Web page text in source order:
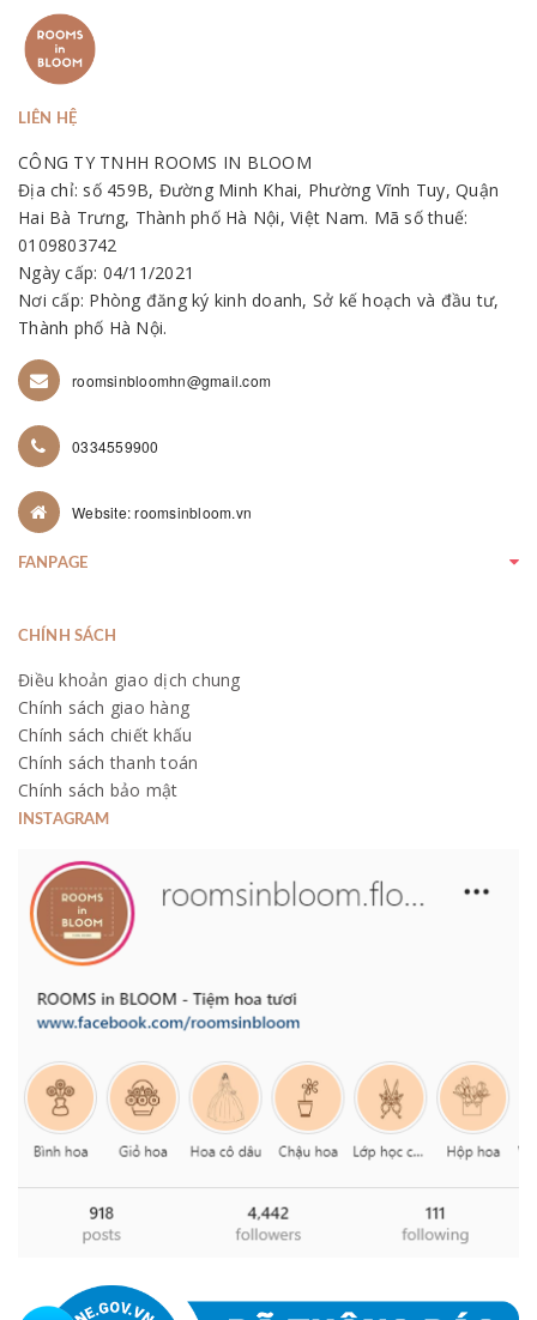
LIÊN HỆ
CÔNG TY TNHH ROOMS IN BLOOM
Địa chỉ: số 459B, Đường Minh Khai, Phường Vĩnh Tuy, Quận
Hai Bà Trưng, Thành phố Hà Nội, Việt Nam. Mã số thuế:
0109803742
Ngày cấp: 04/11/2021
Nơi cấp: Phòng đăng ký kinh doanh, Sở kế hoạch và đầu tư,
Thành phố Hà Nội.
roomsinbloomhn@gmail.com
0334559900
Website: roomsinbloom.vn
FANPAGE
CHÍNH SÁCH
Điều khoản giao dịch chung
Chính sách giao hàng
Chính sách chiết khấu
Chính sách thanh toán
Chính sách bảo mật
INSTAGRAM